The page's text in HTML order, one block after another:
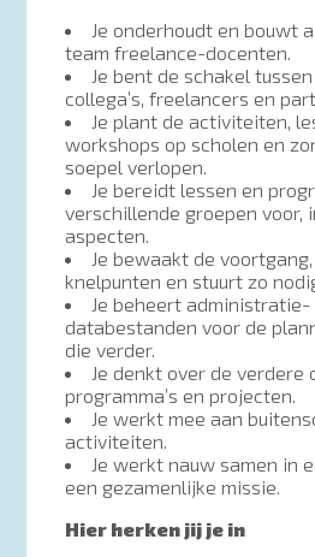
Je onderhoudt en bouwt
team freelance-docenten.
Je bent de schakel
collega’s, freelancers en
Je plant de activiteiten,
workshops op scholen en
soepel verlopen.
Je bereidt lessen en
verschillende groepen voor,
aspecten.
Je bewaakt de
knelpunten en stuurt zo
Je beheert administratie-
databestanden voor de
die verder.
Je denkt over de verdere
programma’s en projecten.
Je werkt mee aan
activiteiten.
Je werkt nauw samen in
een gezamenlijke missie.
Hier herken jij je in